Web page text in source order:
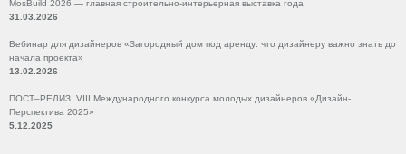
MosBuild 2026 — главная строительно-интерьерная выставка года
31.03.2026
Вебинар для дизайнеров «Загородный дом под аренду: что дизайнеру важно знать до
начала проекта»
13.02.2026
ПОСТ–РЕЛИЗ VIII Международного конкурса молодых дизайнеров «Дизайн-
Перспектива 2025»
5.12.2025